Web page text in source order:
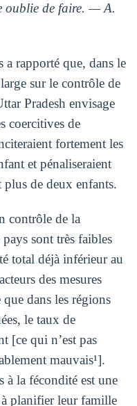
oublie de faire. — A.
rapporté que, dans le
sur le contrôle de
Pradesh envisage
coercitives de
fortement les
et pénaliseraient
de deux enfants.
contrôle de la
sont très faibles
total déjà inférieur au
des mesures
dans les régions
le taux de
[ce qui n’est pas
mauvais¹].
à la fécondité est une
planifier leur famille